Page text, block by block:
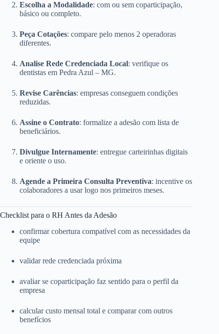
Escolha a Modalidade: com ou sem coparticipação,
básico ou completo.
Peça Cotações: compare pelo menos 2 operadoras
diferentes.
Analise Rede Credenciada Local: verifique os
dentistas em Pedra Azul – MG.
Revise Carências: empresas conseguem condições
reduzidas.
Assine o Contrato: formalize a adesão com lista de
beneficiários.
Divulgue Internamente: entregue carteirinhas digitais
e oriente o uso.
Agende a Primeira Consulta Preventiva: incentive os
colaboradores a usar logo nos primeiros meses.
Checklist para o RH Antes da Adesão
confirmar cobertura compatível com as necessidades da
equipe
validar rede credenciada próxima
avaliar se coparticipação faz sentido para o perfil da
empresa
calcular custo mensal total e comparar com outros
benefícios